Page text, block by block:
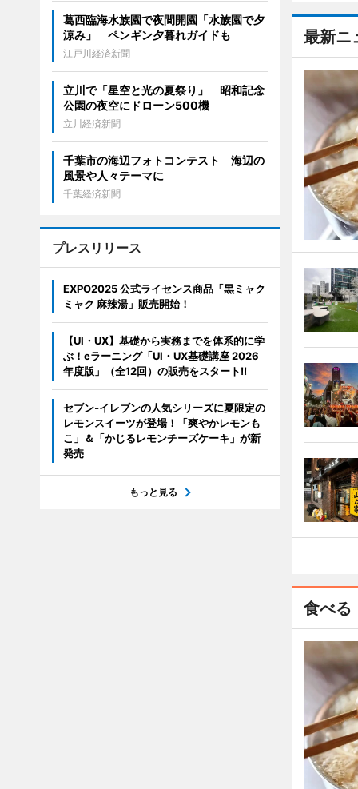
最新ニ
食べる
葛西臨海水族園で夜間開園「水族園で夕
涼み」 ペンギン夕暮れガイドも
江戸川経済新聞
立川で「星空と光の夏祭り」 昭和記念
公園の夜空にドローン500機
立川経済新聞
千葉市の海辺フォトコンテスト 海辺の
風景や人々テーマに
千葉経済新聞
プレスリリース
EXPO2025 公式ライセンス商品「黒ミャク
ミャク 麻辣湯」販売開始！
【UI・UX】基礎から実務までを体系的に学
ぶ！eラーニング「UI・UX基礎講座 2026
年度版」（全12回）の販売をスタート!!
セブン‐イレブンの人気シリーズに夏限定の
レモンスイーツが登場！「爽やかレモンも
こ」＆「かじるレモンチーズケーキ」が新
発売
もっと見る